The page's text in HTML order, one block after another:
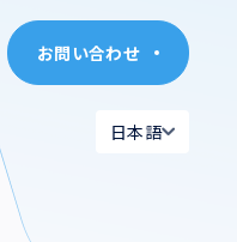
合わせ
日本語
お問い合わせ
日本語